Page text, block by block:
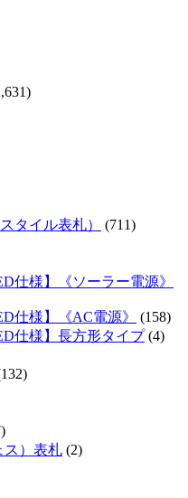
タイル表札）
(711)
仕様】《ソーラー電源》
仕様】《AC電源》
(158)
仕様】長方形タイプ(4)
ス）表札 (2)